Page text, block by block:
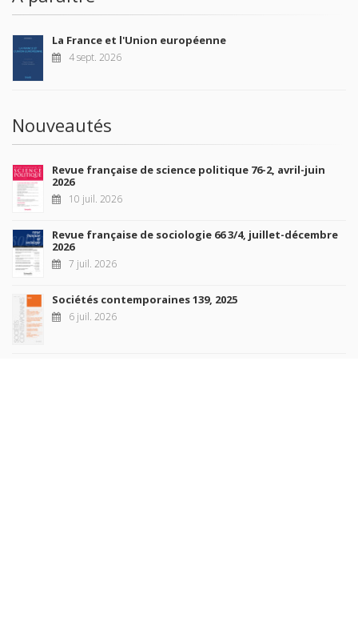
La France et l'Union européenne
4 sept. 2026
Nouveautés
Revue française de science politique 76-2, avril-juin
2026
10 juil. 2026
Revue française de sociologie 66 3/4, juillet-décembre
2026
7 juil. 2026
Sociétés contemporaines 139, 2025
6 juil. 2026